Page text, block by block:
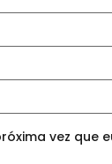
vez que